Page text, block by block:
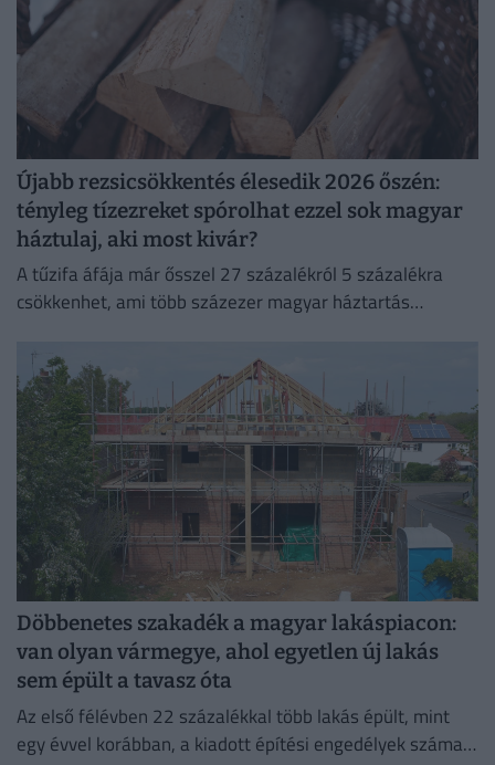
Újabb rezsicsökkentés élesedik 2026 őszén:
tényleg tízezreket spórolhat ezzel sok magyar
háztulaj, aki most kivár?
A tűzifa áfája már ősszel 27 százalékról 5 százalékra
csökkenhet, ami több százezer magyar háztartás
Döbbenetes szakadék a magyar lakáspiacon:
van olyan vármegye, ahol egyetlen új lakás
sem épült a tavasz óta
Az első félévben 22 százalékkal több lakás épült, mint
egy évvel korábban, a kiadott építési engedélyek száma